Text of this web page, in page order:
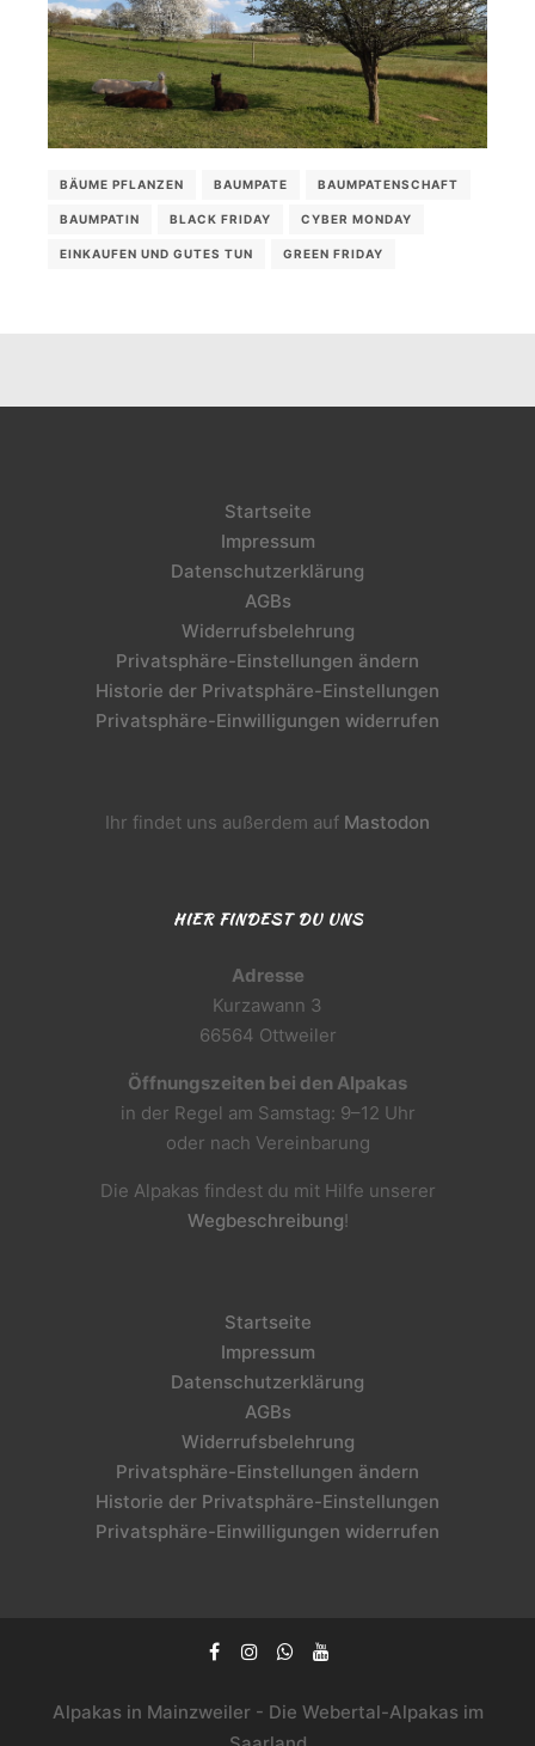
BÄUME PFLANZEN BAUMPATE BAUMPATENSCHAFT
BAUMPATIN BLACK FRIDAY CYBER MONDAY
EINKAUFEN UND GUTES TUN GREEN FRIDAY
Startseite
Impressum
Datenschutzerklärung
AGBs
Widerrufsbelehrung
Privatsphäre-Einstellungen ändern
Historie der Privatsphäre-Einstellungen
Privatsphäre-Einwilligungen widerrufen
Ihr findet uns außerdem auf Mastodon
HIER FINDEST DU UNS
Adresse
Kurzawann 3
66564 Ottweiler
Öffnungszeiten bei den Alpakas
in der Regel am Samstag: 9–12 Uhr
oder nach Vereinbarung
Die Alpakas findest du mit Hilfe unserer
Wegbeschreibung!
Startseite
Impressum
Datenschutzerklärung
AGBs
Widerrufsbelehrung
Privatsphäre-Einstellungen ändern
Historie der Privatsphäre-Einstellungen
Privatsphäre-Einwilligungen widerrufen
Alpakas in Mainzweiler - Die Webertal-Alpakas im